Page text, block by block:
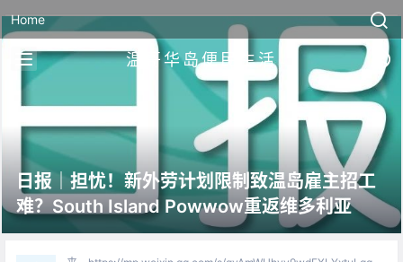
Home
温哥华岛便民生活
日报｜担忧！新外劳计划限制致温岛雇主招工
难？South Island Powwow重返维多利亚